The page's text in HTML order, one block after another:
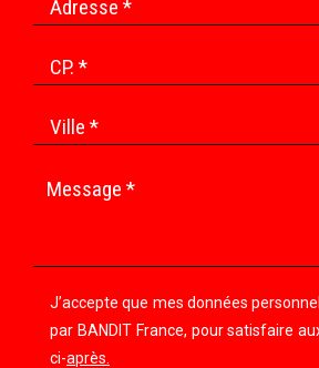
J’accepte que mes données
par BANDIT France, pour satisfaire
ci-après.